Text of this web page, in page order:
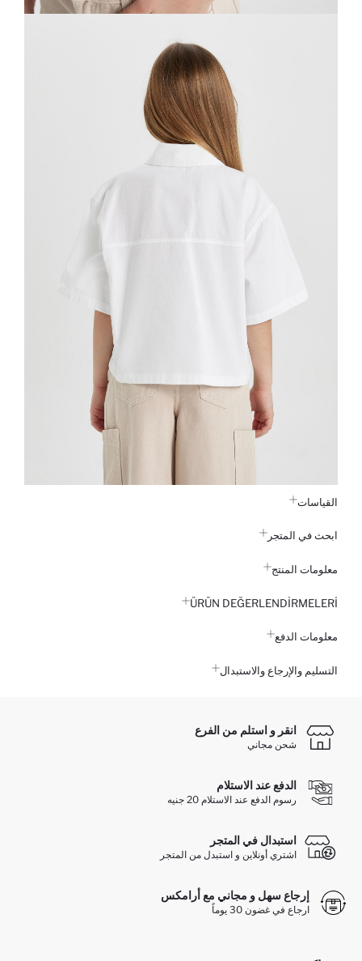
القياسات
ابحث في المتجر
معلومات المنتج
ÜRÜN DEĞERLENDİRMELERİ
معلومات الدفع
التسليم والإرجاع والاستبدال
انقر و استلم من الفرع
شحن مجاني
الدفع عند الاستلام
رسوم الدفع عند الاستلام 20 جنيه
استبدال في المتجر
اشتري أونلاين و استبدل من المتجر
إرجاع سهل و مجاني مع أرامكس
ارجاع في غضون 30 يوماً